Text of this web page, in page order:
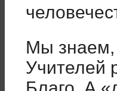
Мы знаем,
Учителей